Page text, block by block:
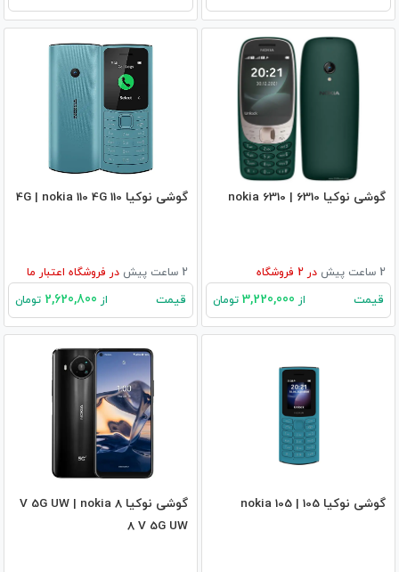
گوشی نوکیا 6310 | nokia 6310
2 ساعت پیش در فروشگاه
قیمت از تومان
گوشی نوکیا 110 4G | nokia 110 4G
2 ساعت پیش در فروشگاه اعتبار ما
قیمت از تومان
گوشی نوکیا 105 | nokia 105
گوشی نوکیا 8 V 5G UW | nokia
8 V 5G UW